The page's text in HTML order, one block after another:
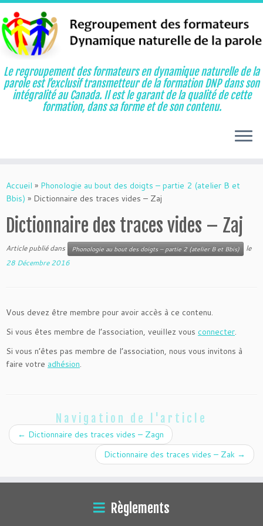
au
contenu
Le regroupement des formateurs en dynamique naturelle de la
parole est l’exclusif transmetteur de la formation DNP dans son
intégralité au Canada. Il est le garant de la qualité de cette
formation, dans sa forme et de son contenu.
Accueil » Phonologie au bout des doigts – partie 2 (atelier B et
Bbis) » Dictionnaire des traces vides – Zaj
Dictionnaire des traces vides – Zaj
Article publié dans Phonologie au bout des doigts – partie 2 (atelier B et Bbis)
le
28 Décembre 2016
Vous devez être membre pour avoir accès à ce contenu.
Si vous êtes membre de l’association, veuillez vous connecter.
Si vous n’êtes pas membre de l’association, nous vous invitons à
faire votre adhésion.
Navigation de l'article
← Dictionnaire des traces vides – Zagn
Dictionnaire des traces vides – Zak →
Règlements